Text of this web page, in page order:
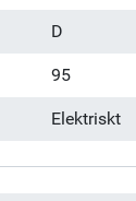
D
95
Elektriskt